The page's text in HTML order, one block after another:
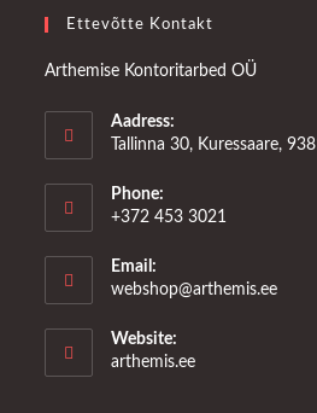
Ettevõtte Kontakt
Arthemise Kontoritarbed OÜ
Aadress:
Tallinna 30, Kuressaare,
Phone:
+372 453 3021
Email:
webshop@arthemis.eeOpens
Website:
arthemis.ee